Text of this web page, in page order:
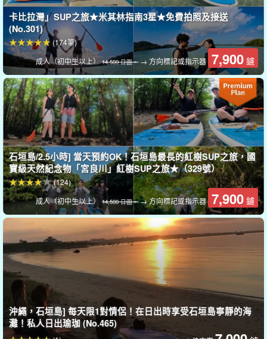
乘坐 SUP 或獨木舟開始新的一天！
首先在 Miyara River 上乘坐 SUP 或獨木舟觀賞日出，然後在紅樹林
河流的晨霧中巡航至可以看到地平線的河口。
有針對初學者的講座，任何人都可以輕鬆上手。
導遊提供良好的支援。
嚮導都是。 水上救援員資格。我們舉辦我們會慢慢地、仔細地給您
講解，所以歡迎小孩子和游泳技術差的人加入我們。
卡比拉灣」SUP之旅★米其林指南3星★免費拍照及接送
(No.301)
成人（初中生以上）14,500 日圓。 → 方向標記或指示器 7,900 鑢
(174筆)
石垣島/2.5小時] 當天預約OK！石垣島最長的紅樹SUP之旅，國
寶級天然紀念物「宮良川」紅樹SUP之旅★（329號）
成人（初中生以上）14,500 日圓。→ 方向標記或指示器 7,900 鑢
(124)
沖繩，石垣島] 每天限1對情侶！在日出時享受石垣島寧靜的海
灘！私人日出瑜珈 (No.465)